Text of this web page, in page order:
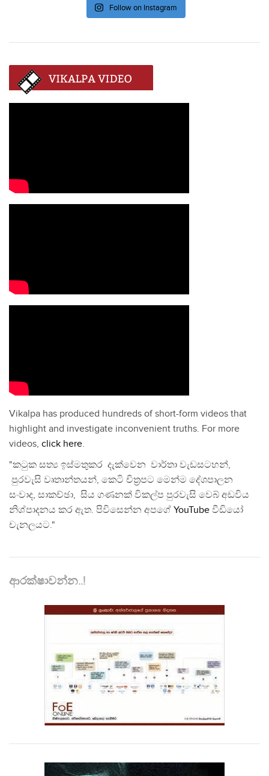
Follow on Instagram
Vikalpa has produced hundreds of short-form videos that
highlight and investigate inconvenient truths. For more
videos, click here.
"කටුක සත්‍ය ඉස්මතුකර දැක්වෙන වාර්තා වැඩසටහන්,
පුරවැසි වෘතාන්තයන්, කෙටි චිත්‍රපට මෙන්ම දේශපාලන
සංවාද, සාකච්ඡා, සිය ගණනක් විකල්ප පුරවැසි වෙබ් අඩවිය
නිශ්පාදනය කර ඇත. පිවිසෙන්න අපගේ YouTube වීඩියෝ
චැනලයට."
ආරක්ෂාවන්න..!